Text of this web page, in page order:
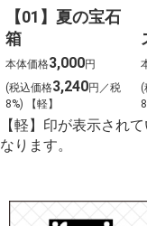
【01】夏の宝石
箱
本体価格3,000円
(税込価格3,240円／税
8%) 【軽】
(
【軽】印が表示され
なります。